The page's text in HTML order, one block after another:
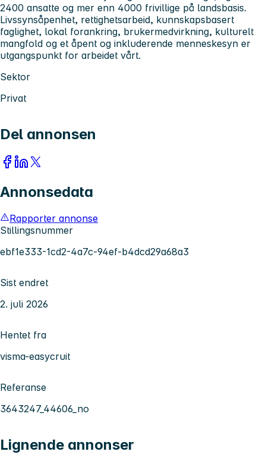
2400 ansatte og mer enn 4000 frivillige på landsbasis.
Livssynsåpenhet, rettighetsarbeid, kunnskapsbasert
faglighet, lokal forankring, brukermedvirkning, kulturelt
mangfold og et åpent og inkluderende menneskesyn er
utgangspunkt for arbeidet vårt.
Sektor
Privat
Del annonsen
Annonsedata
Rapporter annonse
Stillingsnummer
ebf1e333-1cd2-4a7c-94ef-b4dcd29a68a3
Sist endret
2. juli 2026
Hentet fra
visma-easycruit
Referanse
3643247_44606_no
Lignende annonser